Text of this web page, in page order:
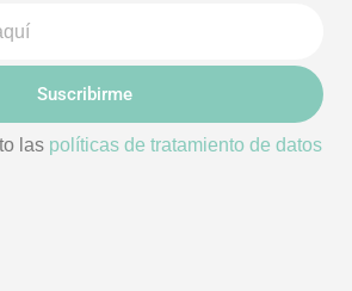
las políticas de tratamiento de datos
Suscribirme